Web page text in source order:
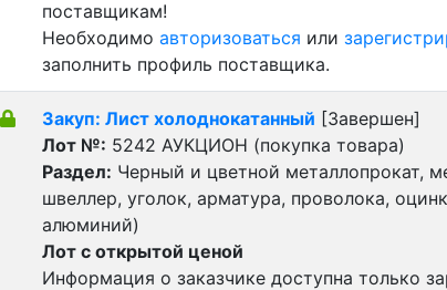
поставщикам!
Необходимо авторизоваться или
заполнить профиль поставщика.
Закуп: Лист холоднокатанный [Завершен]
Лот №: 5242 АУКЦИОН (покупка товара)
Раздел: Черный и цветной металлопрокат,
швеллер, уголок, арматура, проволока,
алюминий)
Лот с открытой ценой
Информация о заказчике доступна только